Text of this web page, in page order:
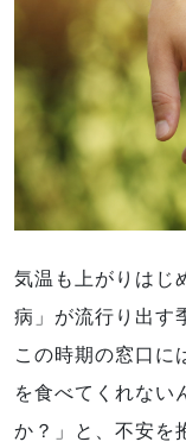
気温も上がりはじ
病」が流行り出す
この時期の窓口に
を食べてくれない
か？」と、不安を